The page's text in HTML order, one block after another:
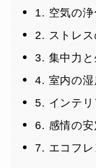
1. 空気の浄
2. ストレ
3. 集中力
4. 室内の湿
5. インテ
6. 感情の安
7. エコフ